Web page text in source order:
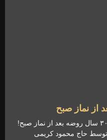
30 سال روضه بعد از نماز صبح ۳۰ سال روضه بعد از نماز صبح!
حاج محمود کریمی